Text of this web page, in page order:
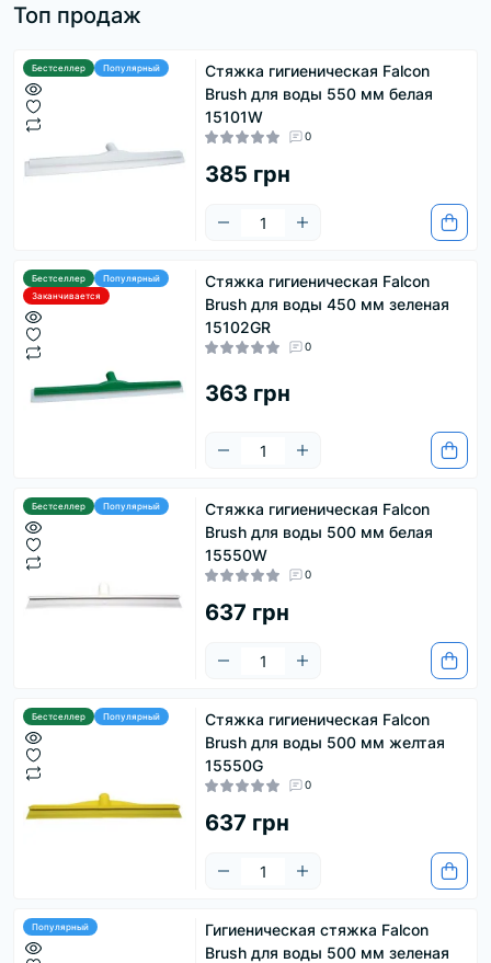
Топ продаж
Бестселлер Популярный
Стяжка гигиеническая Falcon
Brush для воды 550 мм белая
15101W
0
385 грн
Бестселлер
Популярный
Заканчивается
Стяжка гигиеническая Falcon
Brush для воды 450 мм зеленая
15102GR
0
363 грн
Бестселлер Популярный
Стяжка гигиеническая Falcon
Brush для воды 500 мм белая
15550W
0
637 грн
Бестселлер Популярный
Стяжка гигиеническая Falcon
Brush для воды 500 мм желтая
15550G
0
637 грн
Популярный
Гигиеническая стяжка Falcon
Brush для воды 500 мм зеленая